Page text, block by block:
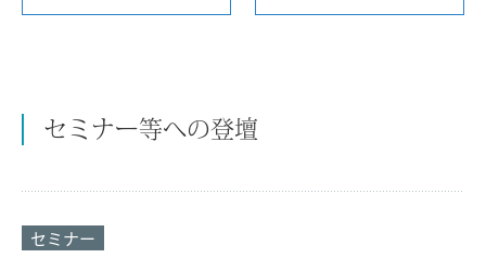
セミナー等への登壇
セミナー